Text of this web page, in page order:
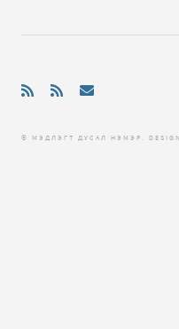
© МЭДЛЭГТ ДУСАЛ НЭМЭР.